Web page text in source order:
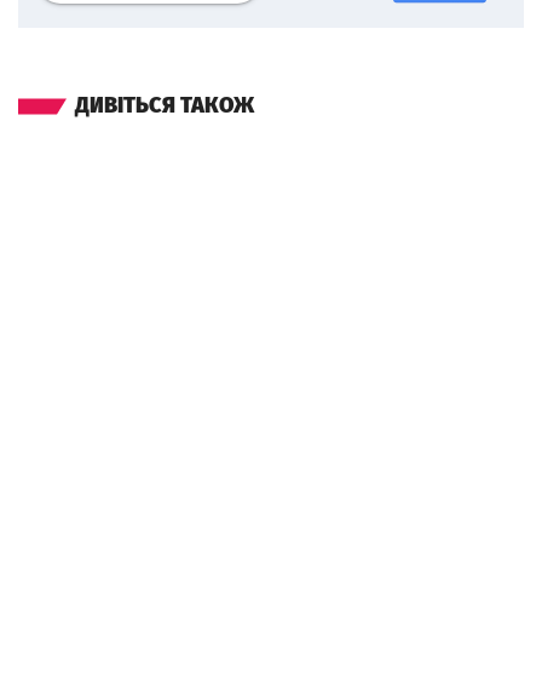
ДИВІТЬСЯ ТАКОЖ